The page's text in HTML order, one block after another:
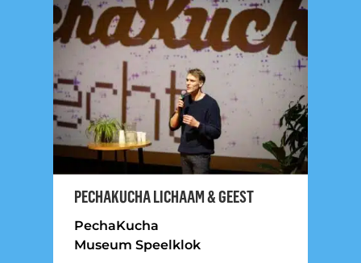
PECHAKUCHA LICHAAM & GEEST
PechaKucha
Museum Speelklok